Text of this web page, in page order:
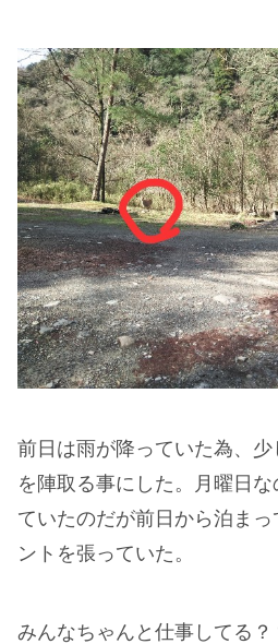
前日は雨が降っていた為、
を陣取る事にした。月曜日
ていたのだが前日から泊ま
ントを張っていた。
みんなちゃんと仕事してる？